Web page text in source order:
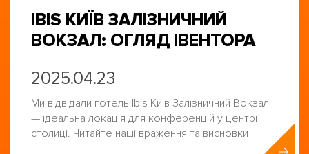
IBIS КИЇВ ЗАЛІЗНИЧНИЙ
ВОКЗАЛ: ОГЛЯД ІВЕНТОРА
2025.04.23
Ми відвідали готель Ibis Київ Залізничний Вокзал
— ідеальна локація для конференцій у центрі
столиці. Читайте наші враження та висновки